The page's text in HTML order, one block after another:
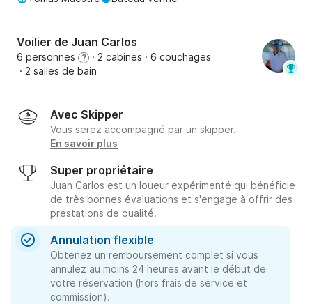
Voilier de Juan Carlos
6 personnes ? · 2 cabines · 6 couchages
· 2 salles de bain
Avec Skipper
Vous serez accompagné par un skipper.
En savoir plus
Super propriétaire
Juan Carlos est un loueur expérimenté qui bénéficie
de très bonnes évaluations et s'engage à offrir des
prestations de qualité.
Annulation flexible
Obtenez un remboursement complet si vous
annulez au moins 24 heures avant le début de
votre réservation (hors frais de service et
commission).